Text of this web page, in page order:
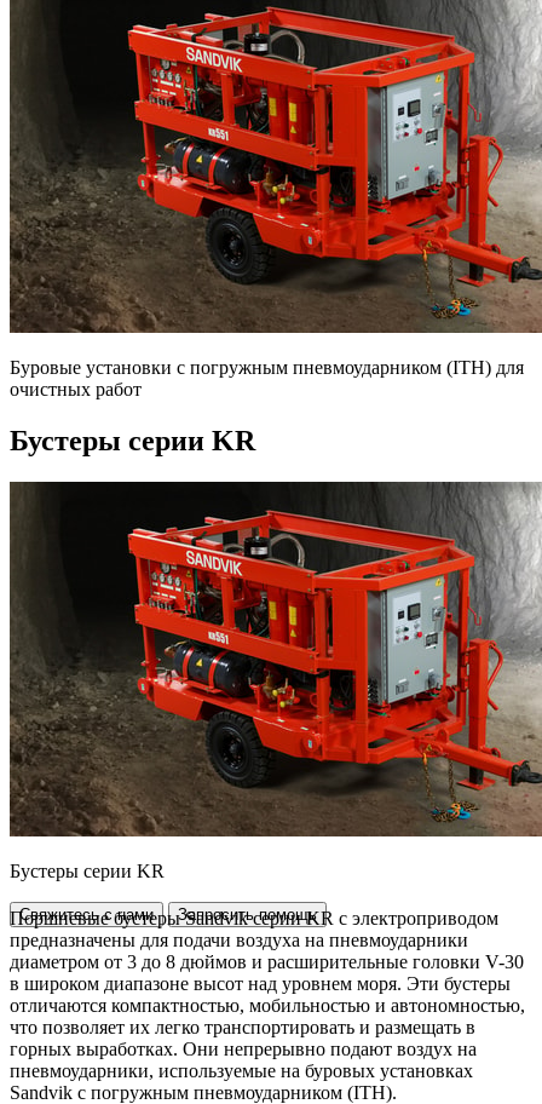
Буровые установки с погружным пневмоударником (ITH) для
очистных работ
Бустеры серии KR
Бустеры серии KR
Свяжитесь с нами Запросить помощь
Поршневые бустеры Sandvik серии KR с электроприводом
предназначены для подачи воздуха на пневмоударники
диаметром от 3 до 8 дюймов и расширительные головки V-30
в широком диапазоне высот над уровнем моря. Эти бустеры
отличаются компактностью, мобильностью и автономностью,
что позволяет их легко транспортировать и размещать в
горных выработках. Они непрерывно подают воздух на
пневмоударники, используемые на буровых установках
Sandvik с погружным пневмоударником (ITH).